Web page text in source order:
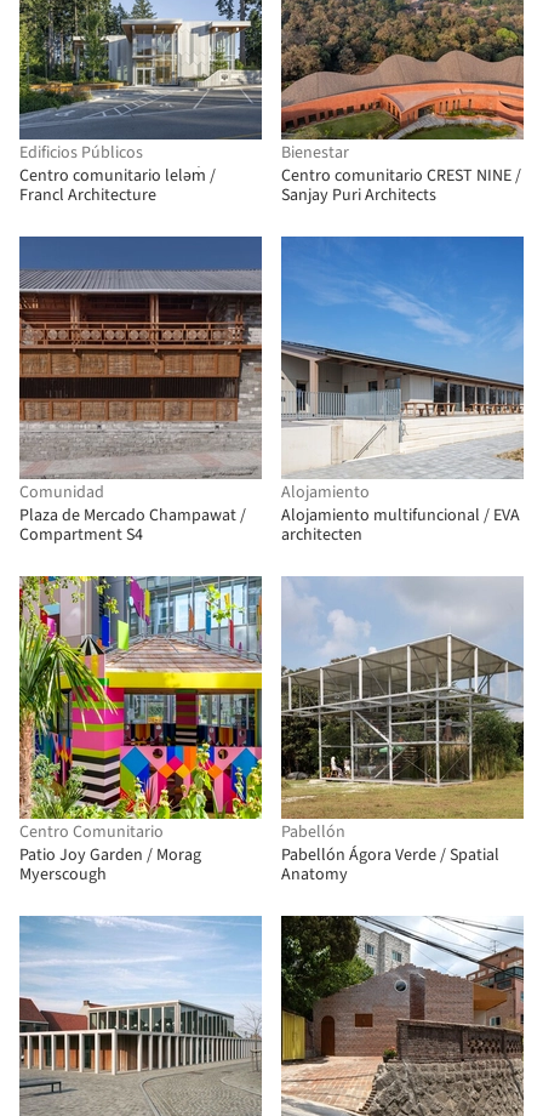
Edificios Públicos
Centro comunitario leləm̓ /
Francl Architecture
Bienestar
Centro comunitario CREST NINE /
Sanjay Puri Architects
Comunidad
Plaza de Mercado Champawat /
Compartment S4
Alojamiento
Alojamiento multifuncional / EVA
architecten
Centro Comunitario
Patio Joy Garden / Morag
Myerscough
Pabellón
Pabellón Ágora Verde / Spatial
Anatomy